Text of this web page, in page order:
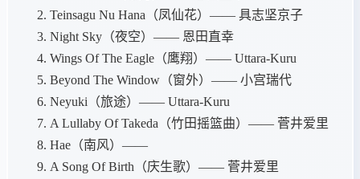
Teinsagu Nu Hana（凤仙花）—— 具志坚京子
Night Sky（夜空）—— 恩田直幸
Wings Of The Eagle（鹰翔）—— Uttara-Kuru
Beyond The Window（窗外）—— 小宫瑞代
Neyuki（旅途）—— Uttara-Kuru
A Lullaby Of Takeda（竹田摇篮曲）—— 菅井爱里
Hae（南风）——
A Song Of Birth（庆生歌）—— 菅井爱里